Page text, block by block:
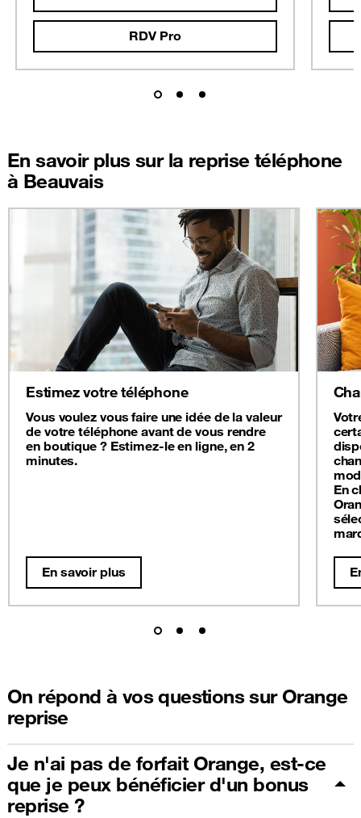
RDV Pro
En savoir plus sur la reprise téléphone
à Beauvais
Estimez votre téléphone
Vous voulez vous faire une idée de la valeur
de votre téléphone avant de vous rendre
en boutique ? Estimez-le en ligne, en 2
minutes.
En savoir plus
En
On répond à vos questions sur Orange
reprise
Je n'ai pas de forfait Orange, est-ce
que je peux bénéficier d'un bonus
reprise ?